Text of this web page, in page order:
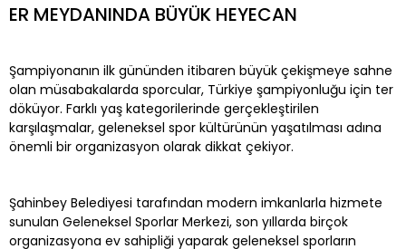
ER MEYDANINDA BÜYÜK HEYECAN
Şampiyonanın ilk gününden itibaren büyük çekişmeye sahne
olan müsabakalarda sporcular, Türkiye şampiyonluğu için ter
döküyor. Farklı yaş kategorilerinde gerçekleştirilen
karşılaşmalar, geleneksel spor kültürünün yaşatılması adına
önemli bir organizasyon olarak dikkat çekiyor.
Şahinbey Belediyesi tarafından modern imkanlarla hizmete
sunulan Geleneksel Sporlar Merkezi, son yıllarda birçok
organizasyona ev sahipliği yaparak geleneksel sporların